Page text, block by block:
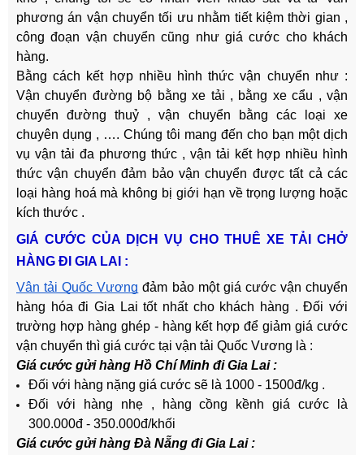
phương án vận chuyển tối ưu nhằm tiết kiệm thời gian ,
công đoạn vận chuyển cũng như giá cước cho khách
hàng.
Bằng cách kết hợp nhiều hình thức vận chuyển như :
Vận chuyển đường bộ bằng xe tải , bằng xe cẩu , vận
chuyển đường thuỷ , vận chuyển bằng các loại xe
chuyên dụng , …. Chúng tôi mang đến cho bạn một dịch
vụ vận tải đa phương thức , vận tải kết hợp nhiều hình
thức vận chuyển đảm bảo vận chuyển được tất cả các
loại hàng hoá mà không bị giới hạn về trọng lượng hoặc
kích thước .
GIÁ CƯỚC CỦA DỊCH VỤ CHO THUÊ XE TẢI CHỞ
HÀNG ĐI GIA LAI :
Vận tải Quốc Vương đảm bảo một giá cước vận chuyển
hàng hóa đi Gia Lai tốt nhất cho khách hàng . Đối với
trường hợp hàng ghép - hàng kết hợp để giảm giá cước
vận chuyển thì giá cước tại vận tải Quốc Vương là :
Giá cước gửi hàng Hồ Chí Minh đi Gia Lai :
Đối với hàng nặng giá cước sẽ là 1000 - 1500đ/kg .
Đối với hàng nhẹ , hàng cồng kềnh giá cước là
300.000đ - 350.000đ/khối
Giá cước gửi hàng Đà Nẵng đi Gia Lai :